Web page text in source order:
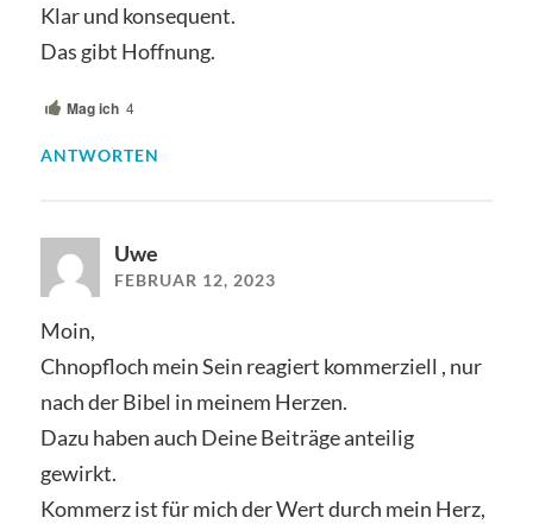
Klar und konsequent.
Das gibt Hoffnung.
Mag ich 4
ANTWORTEN
Uwe
FEBRUAR 12, 2023
Moin,
Chnopfloch mein Sein reagiert kommerziell , nur
nach der Bibel in meinem Herzen.
Dazu haben auch Deine Beiträge anteilig
gewirkt.
Kommerz ist für mich der Wert durch mein Herz,